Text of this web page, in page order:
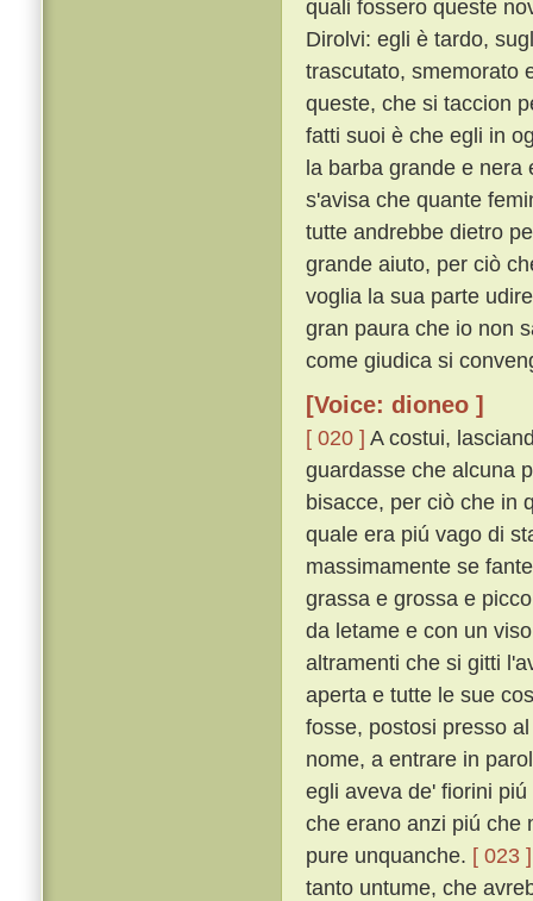
quali fossero queste
Dirolvi: egli è tardo,
trascutato, smemorato
queste, che si taccion
fatti suoi è che egli in
la barba grande e nera
s'avisa che quante
tutte andrebbe dietro
grande aiuto, per ciò
voglia la sua parte
gran paura che io non
come giudica si
[Voice: dioneo ]
[ 020 ] A costui,
guardasse che alcuna
bisacce, per ciò che in
quale era piú vago di
massimamente se
grassa e grossa e
da letame e con un
altramenti che si gitti
aperta e tutte le sue
fosse, postosi presso
nome, a entrare in
egli aveva de' fiorini
che erano anzi piú che
pure unquanche. [ 023 ]
tanto untume, che